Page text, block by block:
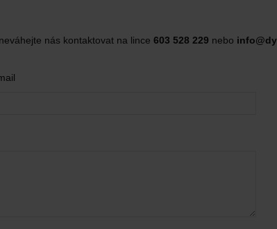
nás kontaktovat na lince 603 528 229 nebo